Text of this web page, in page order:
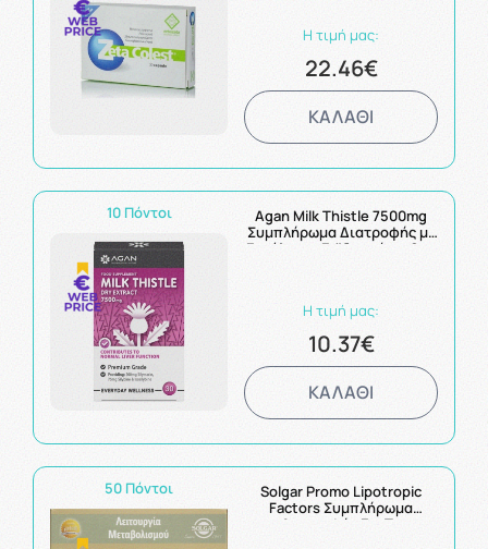
Η τιμή μας:
22.46€
ΚΑΛΑΘΙ
10 Πόντοι
Agan Milk Thistle 7500mg
Συμπλήρωμα Διατροφής με
Εκχύλισμα Γαϊδουράγκαθου
Η τιμή μας:
10.37€
ΚΑΛΑΘΙ
50 Πόντοι
Solgar Promo Lipotropic
Factors Συμπλήρωμα
Διατροφής Για Το